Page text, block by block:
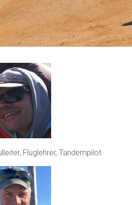
Fluglehrer, Tandempilot